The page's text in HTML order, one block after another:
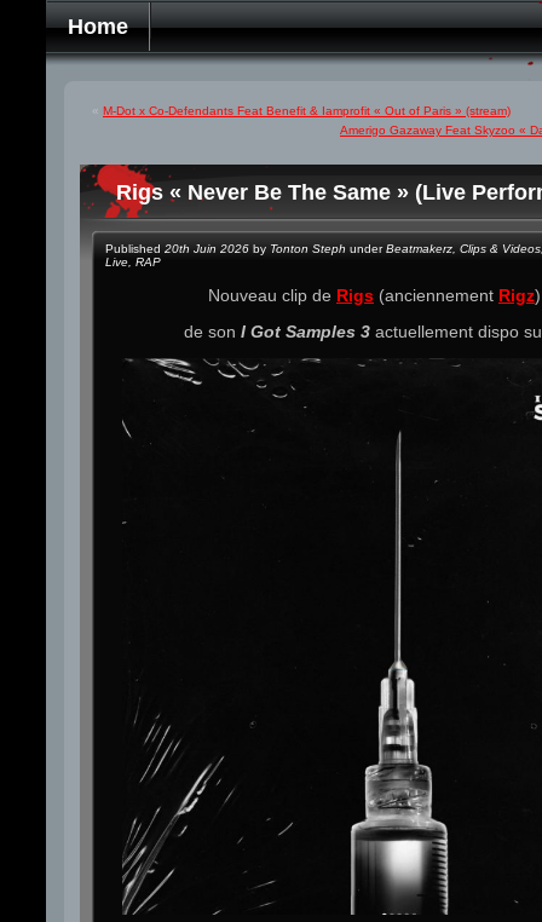
Home
« M-Dot x Co-Defendants Feat Benefit & Iamprofit « Out of Paris » (stream)
Amerigo Gazaway Feat Skyzoo «
Rigs « Never Be The Same » (Live
Published 20th Juin 2026 by Tonton Steph underBeatmakerz Clips & Videos
Live RAP
Nouveau clip de Rigs (anciennement Rigz
de son I Got Samples 3 actuellement dispo